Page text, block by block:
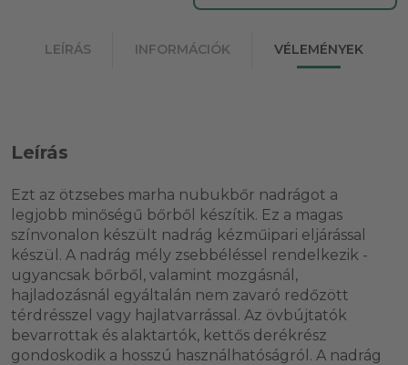
LEÍRÁS INFORMÁCIÓK VÉLEMÉNYEK
Leírás
Ezt az ötzsebes marha nubukbőr nadrágot a
legjobb minőségű bőrből készítik. Ez a magas
színvonalon készült nadrág kézműipari eljárással
készül. A nadrág mély zsebbéléssel rendelkezik -
ugyancsak bőrből, valamint mozgásnál,
hajladozásnál egyáltalán nem zavaró redőzött
térdrésszel vagy hajlatvarrással. Az övbújtatók
bevarrottak és alaktartók, kettős derékrész
gondoskodik a hosszú használhatóságról. A nadrág